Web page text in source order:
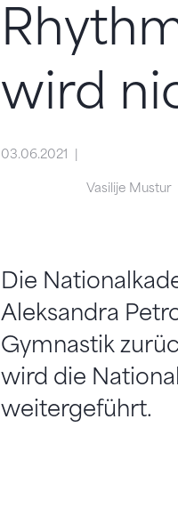
wird
03.06.2021
Vasilije Mustur
Die
Aleksandra
Gymnastik
wird die
weitergeführt.